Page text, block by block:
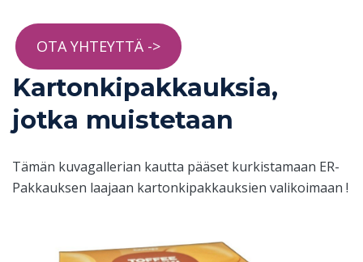
OTA YHTEYTTÄ ->
Kartonkipakkauksia,
jotka muistetaan
Tämän kuvagallerian kautta pääset kurkistamaan ER-
Pakkauksen laajaan kartonkipakkauksien valikoimaan !